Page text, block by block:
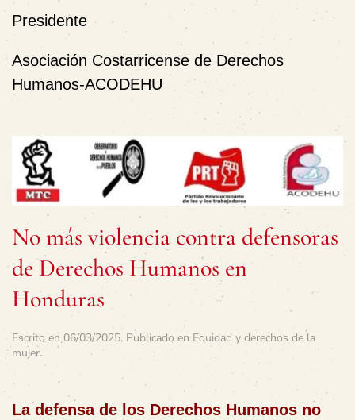
Presidente
Asociación Costarricense de Derechos
Humanos-ACODEHU
No más violencia contra defensoras
de Derechos Humanos en
Honduras
Escrito en06/03/2025. Publicado en Equidad y derechos de la
mujer.
La defensa de los Derechos Humanos no